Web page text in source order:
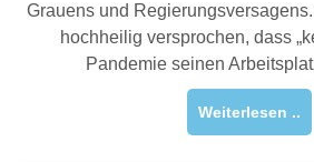
Grauens und
hochheilig versprochen, dass
Pandemie seinen
Weiterlesen ..